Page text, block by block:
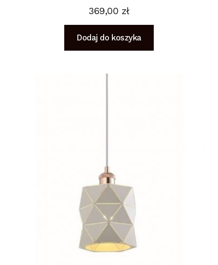
369,00 zł
Dodaj do koszyka